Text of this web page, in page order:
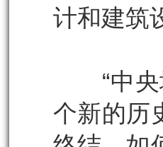
计和建筑
“中央
个新的历